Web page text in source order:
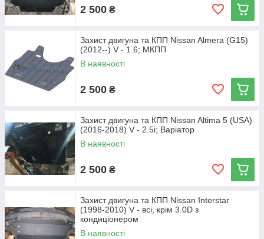
2 500 ₴
Захист двигуна та КПП Nissan Almera (G15)
(2012--) V - 1.6; МКПП
В наявності
2 500 ₴
Захист двигуна та КПП Nissan Altima 5 (USA)
(2016-2018) V - 2.5i; Варіатор
В наявності
2 500 ₴
Захист двигуна та КПП Nissan Interstar
(1998-2010) V - всі, крім 3.0D з
кондиціонером
В наявності